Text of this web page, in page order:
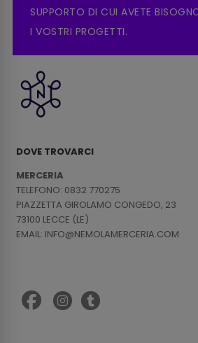
SUPPORTO DI CUI AVETE
I VOSTRI PROGETTI.
DOVE TROVARCI
MERCERIA
TELEFONO: 0832 770275
PIAZZETTA GIROLAMO CONGEDO, 23
73100 LECCE (LE)
EMAIL: INFO@NEMOLAMERCERIA.COM